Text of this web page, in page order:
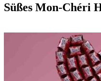
Süßes Mon-Chéri